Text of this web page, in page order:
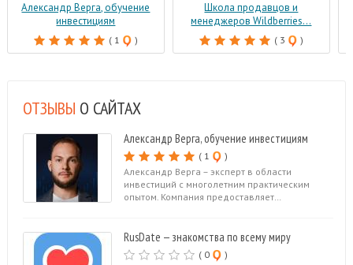
Александр Верга, обучение
инвестициям
( 1 )
Школа продавцов и
менеджеров Wildberries...
( 3 )
ОТЗЫВЫ О САЙТАХ
Александр Верга, обучение инвестициям
( 1
)
Александр Верга – эксперт в области
инвестиций с многолетним практическим
опытом. Компания предоставляет…
RusDate — знакомства по всему миру
( 0
)